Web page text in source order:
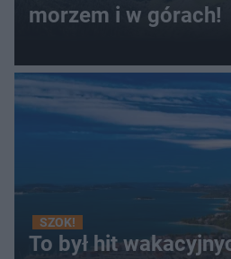
morzem i w górach!
SZOK!
To był hit